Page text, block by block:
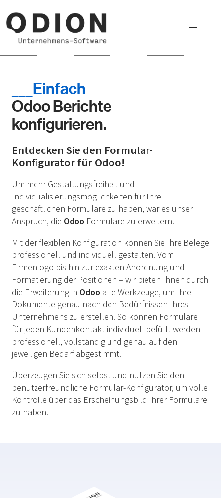
Einfach
Odoo Berichte
konfigurieren.
Entdecken Sie den Formular-
Konfigurator für Odoo!
Um mehr Gestaltungsfreiheit und
Individualisierungsmöglichkeiten für Ihre
geschäftlichen Formulare zu haben, war es unser
Anspruch, die Odoo Formulare zu erweitern.
Mit der flexiblen Konfiguration können Sie Ihre Belege
professionell und individuell gestalten. Vom
Firmenlogo bis hin zur exakten Anordnung und
Formatierung der Positionen – wir bieten Ihnen durch
die Erweiterung in Odoo alle Werkzeuge, um Ihre
Dokumente genau nach den Bedürfnissen Ihres
Unternehmens zu erstellen. So können Formulare
für jeden Kundenkontakt individuell befüllt werden –
professionell, vollständig und genau auf den
jeweiligen Bedarf abgestimmt.
Überzeugen Sie sich selbst und nutzen Sie den
benutzerfreundliche Formular-Konfigurator, um volle
Kontrolle über das Erscheinungsbild Ihrer Formulare
zu haben.